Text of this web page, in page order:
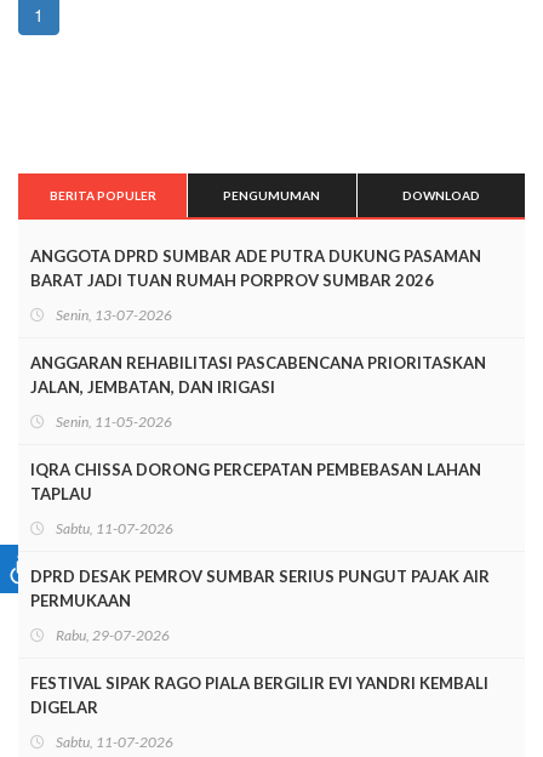
1
BERITA POPULER PENGUMUMAN DOWNLOAD
ANGGOTA DPRD SUMBAR ADE PUTRA DUKUNG PASAMAN
BARAT JADI TUAN RUMAH PORPROV SUMBAR 2026
Senin, 13-07-2026
ANGGARAN REHABILITASI PASCABENCANA PRIORITASKAN
JALAN, JEMBATAN, DAN IRIGASI
Senin, 11-05-2026
IQRA CHISSA DORONG PERCEPATAN PEMBEBASAN LAHAN
TAPLAU
Sabtu, 11-07-2026
DPRD DESAK PEMROV SUMBAR SERIUS PUNGUT PAJAK AIR
PERMUKAAN
Rabu, 29-07-2026
FESTIVAL SIPAK RAGO PIALA BERGILIR EVI YANDRI KEMBALI
DIGELAR
Sabtu, 11-07-2026